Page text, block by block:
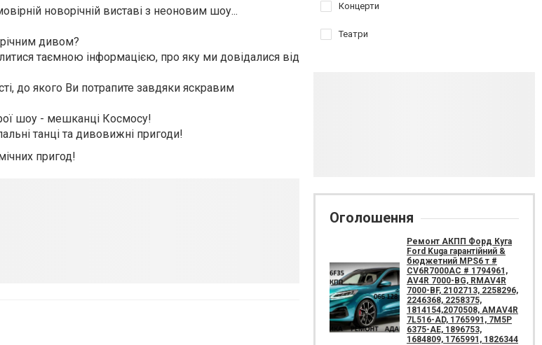
новорічній виставі з неоновим шоу...
дивом?
таємною інформацією, про яку ми довідалися від
до якого Ви потрапите завдяки яскравим
шоу - мешканці Космосу!
танці та дивовижні пригоди!
пригод!
Концерти
Театри
Оголошення
Ремонт АКПП Форд Куга
Ford Kuga гарантійний &
бюджетний MPS6 т #
CV6R7000AC # 1794961,
AV4R 7000-BG, RMAV4R
7000-BF, 2102713, 2258296,
2246368, 2258375,
1814154,2070508, AMAV4R
7L516-AD, 1765991, 7M5P
6375-AE, 1896753,
1684809, 1765991, 1826344